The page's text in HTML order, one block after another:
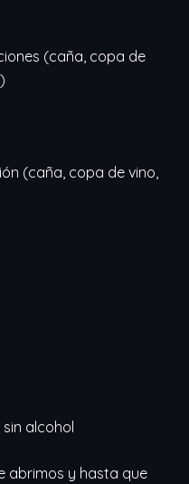
(caña, copa de
(caña, copa de vino,
alcohol
abrimos y hasta que